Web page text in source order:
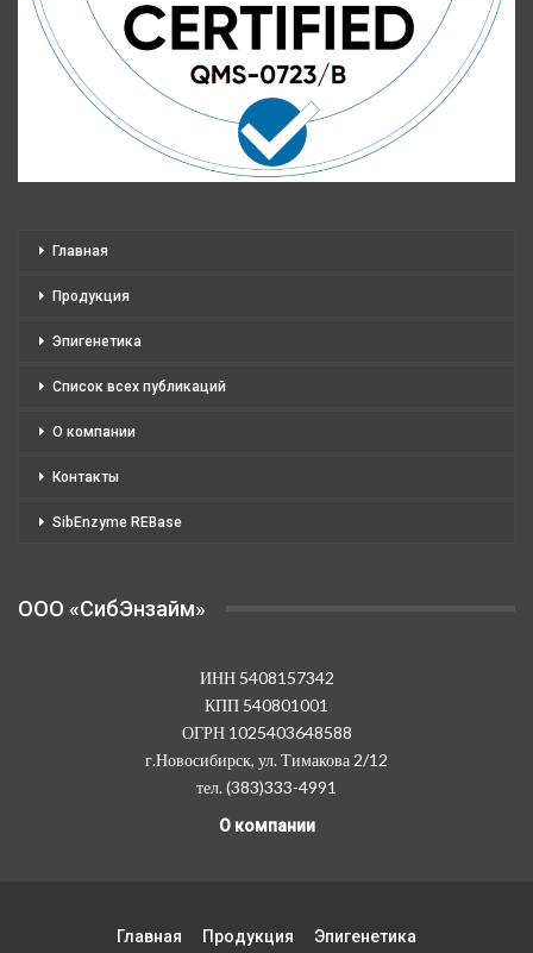
Главная
Продукция
Эпигенетика
Список всех публикаций
О компании
Контакты
SibEnzyme REBase
OOO «СибЭнзайм»
ИНН 5408157342
КПП 540801001
ОГРН 1025403648588
г.Новосибирск, ул. Тимакова 2/12
тел. (383)333-4991
О компании
Главная Продукция Эпигенетика